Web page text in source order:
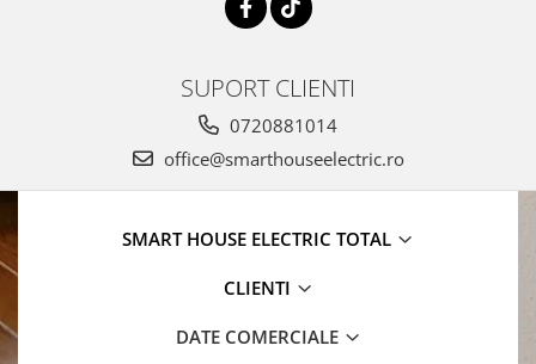
SUPORT CLIENTI
0720881014
office@smarthouseelectric.ro
SMART HOUSE ELECTRIC TOTAL
CLIENTI
DATE COMERCIALE